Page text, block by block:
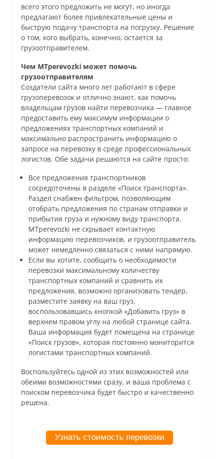
всего этого предложить не могут, но иногда
предлагают более привлекательные цены и
быструю подачу транспорта на погрузку. Решение
о том, кого выбрать, конечно, остается за
грузоотправителем.
Чем MTperevozki может помочь
грузоотправителям
Создатели сайта много лет работают в сфере
грузоперевозок и отлично знают, как помочь
владельцам грузов найти перевозчика — главное
предоставить ему максимум информации о
предложениях транспортных компаний и
максимально распространить информацию о
запросе на перевозку в среде профессиональных
логистов. Обе задачи решаются на сайте просто:
Все предложения транспортников
сосредоточены в разделе «Поиск транспорта».
Раздел снабжен фильтром, позволяющим
отобрать предложения по странам отправки и
прибытия груза и нужному виду транспорта.
MTperevozki не скрывает контактную
информацию перевозчиков, и грузоотправитель
может немедленно связаться с ними напрямую.
Если вы хотите, сообщить о необходимости
перевозки максимальному количеству
транспортных компаний и сравнить их
предложения, возможно организовать тендер,
разместите заявку на ваш груз,
воспользовавшись кнопкой «Добавить груз» в
верхнем правом углу на любой странице сайта.
Ваша информация будет помещена на странице
«Поиск грузов», которая постоянно мониторится
логистами транспортных компаний.
Воспользуйтесь одной из этих возможностей или
обеими возможностями сразу, и ваша проблема с
поиском перевозчика будет быстро и качественно
решена.
Узнать стоимость перевозки